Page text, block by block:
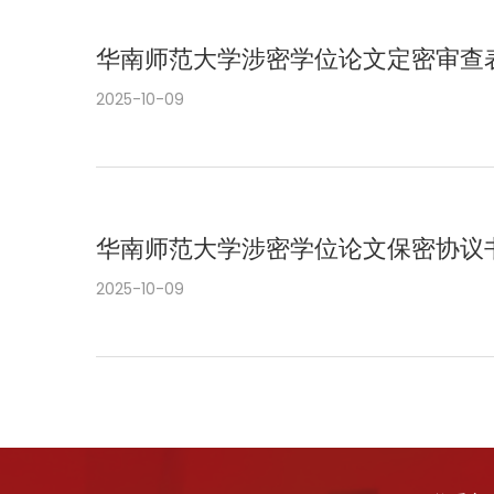
华南师范大学涉密学位论文定密审查
2025-10-09
华南师范大学涉密学位论文保密协议
2025-10-09